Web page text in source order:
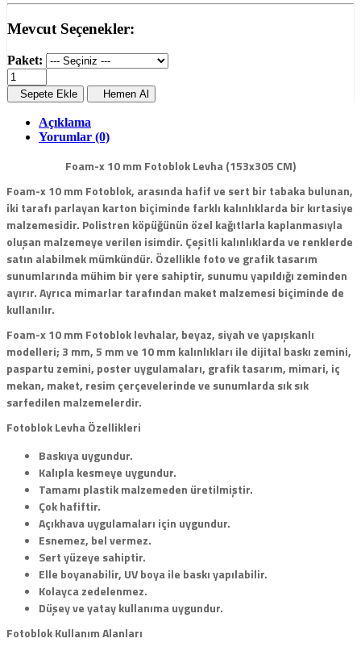
Mevcut Seçenekler:
Paket:
Sepete Ekle Hemen Al
Açıklama
Yorumlar (0)
Foam-x 10 mm Fotoblok Levha (153x305 CM)
Foam-x 10 mm Fotoblok, arasında hafif ve sert bir tabaka bulunan,
iki tarafı parlayan karton biçiminde farklı kalınlıklarda bir kırtasiye
malzemesidir. Polistren köpüğünün özel kağıtlarla kaplanmasıyla
oluşan malzemeye verilen isimdir. Çeşitli kalınlıklarda ve renklerde
satın alabilmek mümkündür. Özellikle foto ve grafik tasarım
sunumlarında mühim bir yere sahiptir, sunumu yapıldığı zeminden
ayırır. Ayrıca mimarlar tarafından maket malzemesi biçiminde de
kullanılır.
Foam-x 10 mm Fotoblok levhalar, beyaz, siyah ve yapışkanlı
modelleri; 3 mm, 5 mm ve 10 mm kalınlıkları ile dijital baskı zemini,
paspartu zemini, poster uygulamaları, grafik tasarım, mimari, iç
mekan, maket, resim çerçevelerinde ve sunumlarda sık sık
sarfedilen malzemelerdir.
Fotoblok Levha Özellikleri
Baskıya uygundur.
Kalıpla kesmeye uygundur.
Tamamı plastik malzemeden üretilmiştir.
Çok hafiftir.
Açıkhava uygulamaları için uygundur.
Esnemez, bel vermez.
Sert yüzeye sahiptir.
Elle boyanabilir, UV boya ile baskı yapılabilir.
Kolayca zedelenmez.
Düşey ve yatay kullanıma uygundur.
Fotoblok Kullanım Alanları